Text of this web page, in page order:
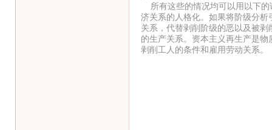
所有这些的情况均可以用以下的
济关系的人格化。如果将阶级分
关系，代替剥削阶级的恶以及被
的生产关系。资本主义再生产是
剥削工人的条件和雇用劳动关系。